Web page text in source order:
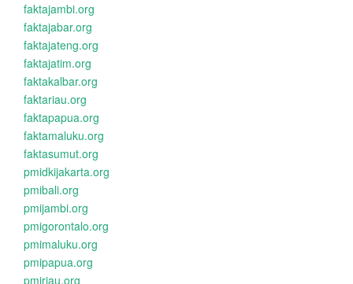
faktajambi.org
faktajabar.org
faktajateng.org
faktajatim.org
faktakalbar.org
faktariau.org
faktapapua.org
faktamaluku.org
faktasumut.org
pmidkijakarta.org
pmibali.org
pmijambi.org
pmigorontalo.org
pmimaluku.org
pmipapua.org
pmiriau.org